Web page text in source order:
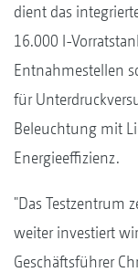
dient das
16.000 l-
Entnahmestellen
für
Beleuchtung mit
Energieeffizienz.
"Das Testzentrum
weiter investiert
Geschäftsführer